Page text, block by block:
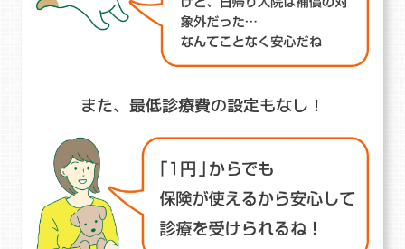
また、最低診療費の設定もなし！